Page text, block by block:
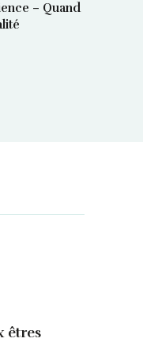
– Quand
êtres